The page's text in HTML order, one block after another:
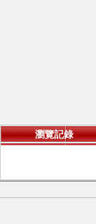
瀏覽記錄